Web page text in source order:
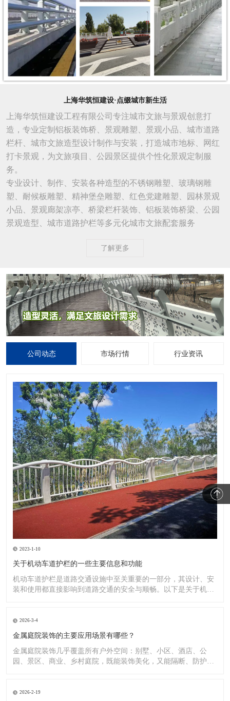
上海华筑恒建设·点缀城市新生活
上海华筑恒建设工程有限公司专注城市文旅与景观创意打
造，专业定制铝板装饰桥、景观雕塑、景观小品、城市道路
栏杆、城市文旅造型设计制作与安装，打造城市地标、网红
打卡景观，为文旅项目、公园景区提供个性化景观定制服
务。
专业设计、制作、安装各种造型的不锈钢雕塑、玻璃钢雕
塑、耐候板雕塑、精神堡垒雕塑、红色党建雕塑、园林景观
小品、景观廊架凉亭、桥梁栏杆装饰、铝板装饰桥梁、公园
景观造型、城市道路护栏等多元化城市文旅配套服务
了解更多
公司动态 市场行情 行业资讯
2023-1-10
关于机动车道护栏的一些主要信息和功能
机动车道护栏是道路交通设施中至关重要的一部分，其设计、安
装和使用都直接影响到道路交通的安全与顺畅。以下是关于机动
2026-3-4
金属庭院装饰的主要应用场景有哪些？
金属庭院装饰几乎覆盖所有户外空间：别墅、小区、酒店、公
园、景区、商业、乡村庭院，既能装饰美化，又能隔断、防护、
2026-2-19